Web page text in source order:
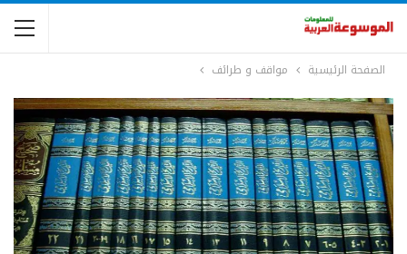
الصفحة الرئيسية مواقف و طرائف